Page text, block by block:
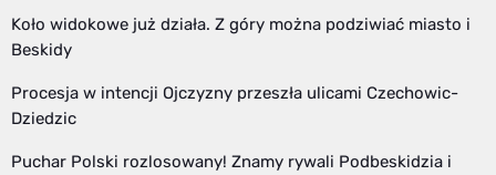
Koło widokowe już działa. Z góry można podziwiać miasto i
Beskidy
Procesja w intencji Ojczyzny przeszła ulicami Czechowic-
Dziedzic
Puchar Polski rozlosowany! Znamy rywali Podbeskidzia i